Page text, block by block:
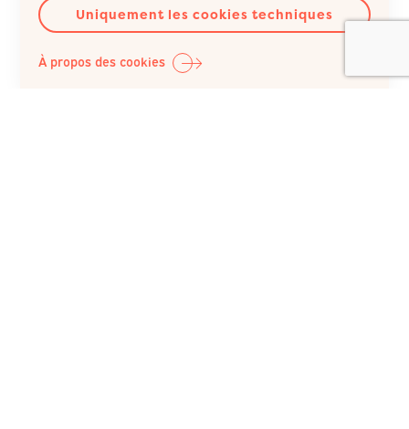
Uniquement les cookies techniques
À propos des cookies